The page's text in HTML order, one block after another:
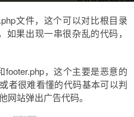
文件，这个可以对比根目录
如果出现一串很杂乱的代码，
footer.php，这个主要是恶意的
者很难看懂的代码基本可以判
网站弹出广告代码。